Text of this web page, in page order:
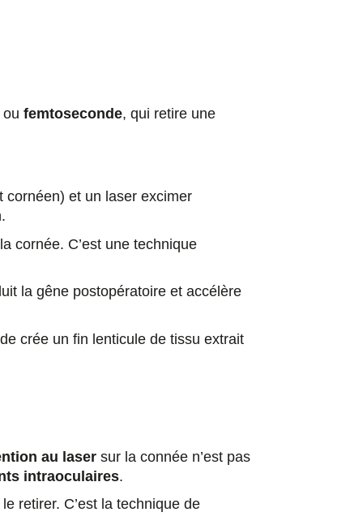
ou femtoseconde, qui retire une
cornéen) et un laser excimer
cornée. C’est une technique
la gêne postopératoire et accélère
crée un fin lenticule de tissu extrait
au laser sur la connée n’est pas
intraoculaires.
retirer. C’est la technique de